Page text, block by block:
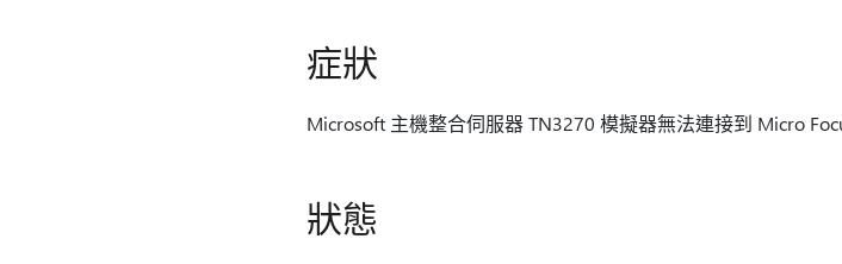
症狀
Microsoft 主機整合伺服器 TN3270 模擬器無法連接到 Micro
狀態